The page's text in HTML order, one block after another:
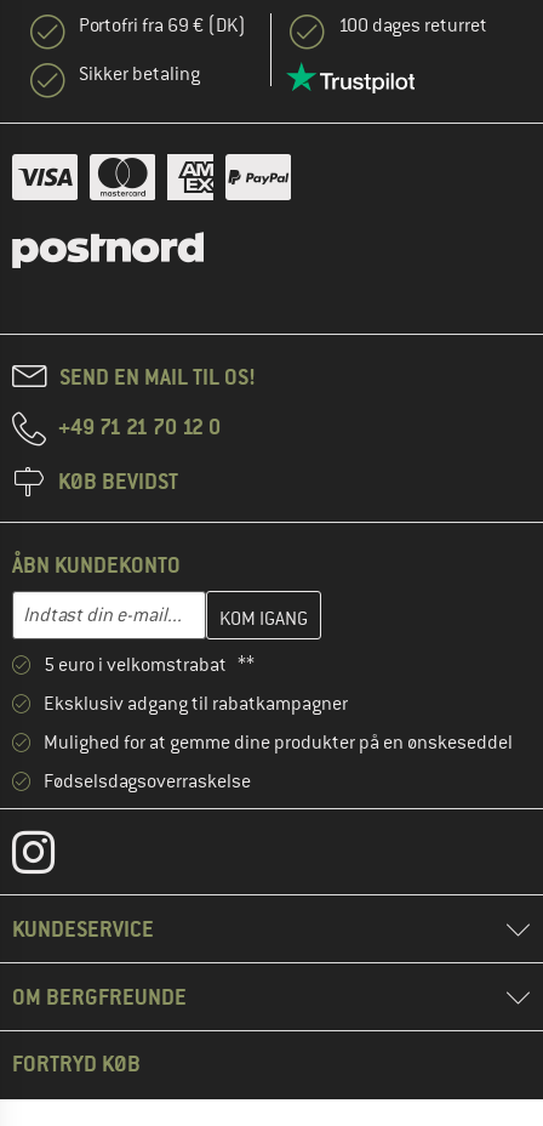
Portofri fra 69 € (DK)
Sikker betaling
100 dages returret
SEND EN MAIL TIL OS!
+49 71 21 70 12 0
KØB BEVIDST
ÅBN KUNDEKONTO
E-mail-adresse
Indtast din e-mailadresse her, og opret i næste trin din
5 euro i velkomstrabat **
Eksklusiv adgang til rabatkampagner
Mulighed for at gemme dine produkter på en ønskeseddel
Fødselsdagsoverraskelse
KUNDESERVICE
OM BERGFREUNDE
FORTRYD KØB